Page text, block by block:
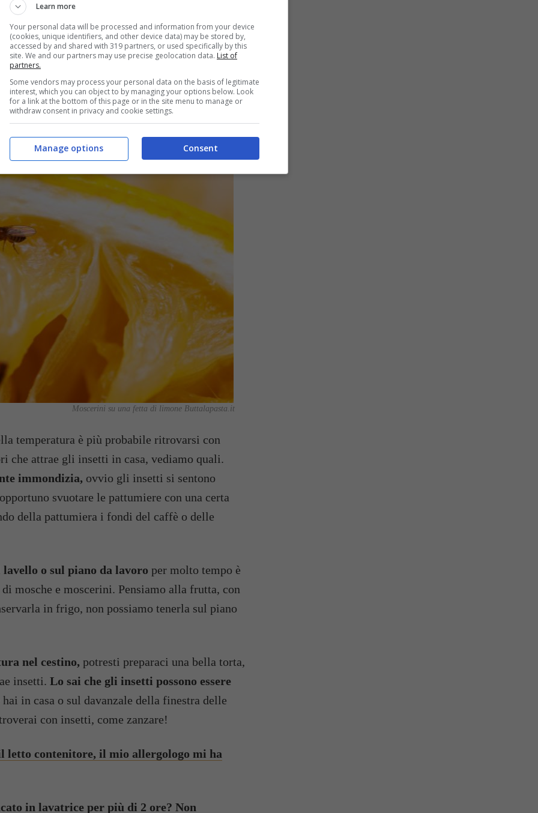
CASA?
basta seguire qualche piccolo trucchetto e
capire cosa li attrae!
Moscerini su una fetta di limone Buttalapasta.it
temperatura è più probabile ritrovarsi con
che attrae gli insetti in casa, vediamo quali.
immondizia, ovvio gli insetti si sentono
svuotare le pattumiere con una certa
della pattumiera i fondi del caffè o delle
o sul piano da lavoro per molto tempo è
mosche e moscerini. Pensiamo alla frutta, con
in frigo, non possiamo tenerla sul piano
nel cestino, potresti preparaci una bella torta,
insetti. Lo sai che gli insetti possono essere
hai in casa o sul davanzale della finestra delle
con insetti, come zanzare!
letto contenitore, il mio allergologo mi ha
in lavatrice per più di 2 ore? Non
Learn more
Your personal data will be processed and information from your device
(cookies, unique identifiers, and other device data) may be stored by,
accessed by and shared with 319 partners, or used specifically by this
site. We and our partners may use precise geolocation data. List of
partners.
Some vendors may process your personal data on the basis of legitimate
interest, which you can object to by managing your options below. Look
for a link at the bottom of this page or in the site menu to manage or
withdraw consent in privacy and cookie settings.
Consent
Manage options